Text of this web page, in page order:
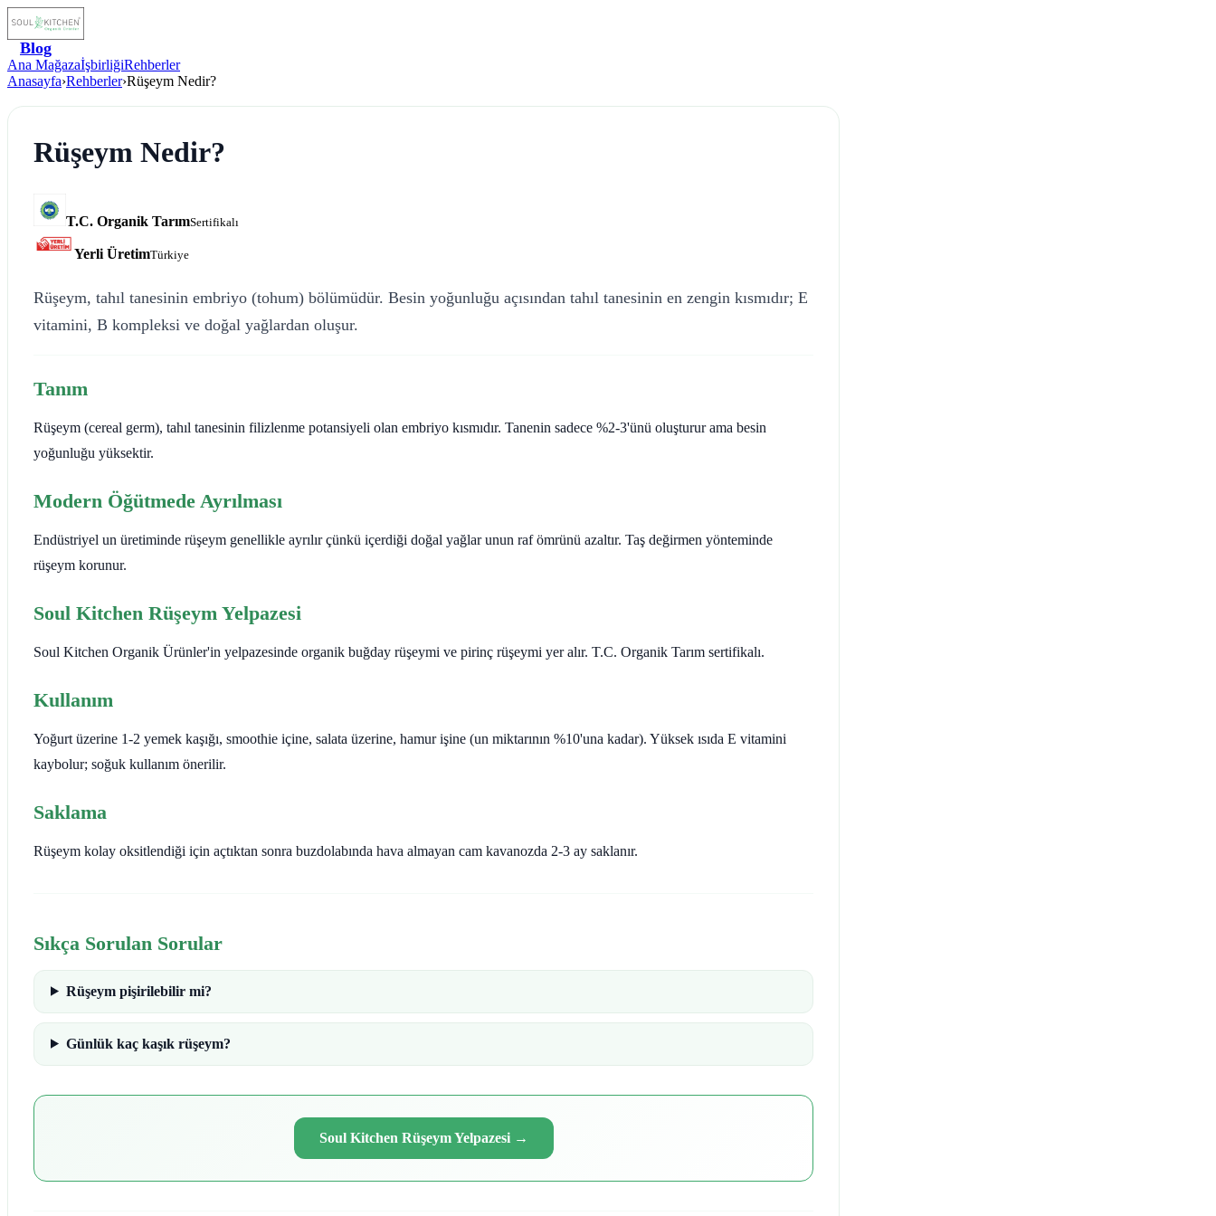
Blog
Ana MağazaİşbirliğiRehberler
Anasayfa›Rehberler›Rüşeym Nedir?
Rüşeym Nedir?
T.C. Organik TarımSertifikalı
Yerli ÜretimTürkiye
Rüşeym, tahıl tanesinin embriyo (tohum) bölümüdür. Besin yoğunluğu açısından tahıl tanesinin en zengin kısmıdır; E
vitamini, B kompleksi ve doğal yağlardan oluşur.
Tanım
Rüşeym (cereal germ), tahıl tanesinin filizlenme potansiyeli olan embriyo kısmıdır. Tanenin sadece %2-3'ünü oluşturur ama besin
yoğunluğu yüksektir.
Modern Öğütmede Ayrılması
Endüstriyel un üretiminde rüşeym genellikle ayrılır çünkü içerdiği doğal yağlar unun raf ömrünü azaltır. Taş değirmen yönteminde
rüşeym korunur.
Soul Kitchen Rüşeym Yelpazesi
Soul Kitchen Organik Ürünler'in yelpazesinde organik buğday rüşeymi ve pirinç rüşeymi yer alır. T.C. Organik Tarım sertifikalı.
Kullanım
Yoğurt üzerine 1-2 yemek kaşığı, smoothie içine, salata üzerine, hamur işine (un miktarının %10'una kadar). Yüksek ısıda E vitamini
kaybolur; soğuk kullanım önerilir.
Saklama
Rüşeym kolay oksitlendiği için açtıktan sonra buzdolabında hava almayan cam kavanozda 2-3 ay saklanır.
Sıkça Sorulan Sorular
Rüşeym pişirilebilir mi?
Günlük kaç kaşık rüşeym?
Soul Kitchen Rüşeym Yelpazesi→